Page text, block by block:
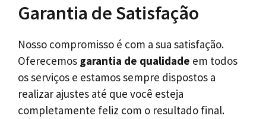
Garantia de Satisfação
Nosso compromisso é com a sua satisfação.
Oferecemos garantia de qualidade em todos
os serviços e estamos sempre dispostos a
realizar ajustes até que você esteja
completamente feliz com o resultado final.